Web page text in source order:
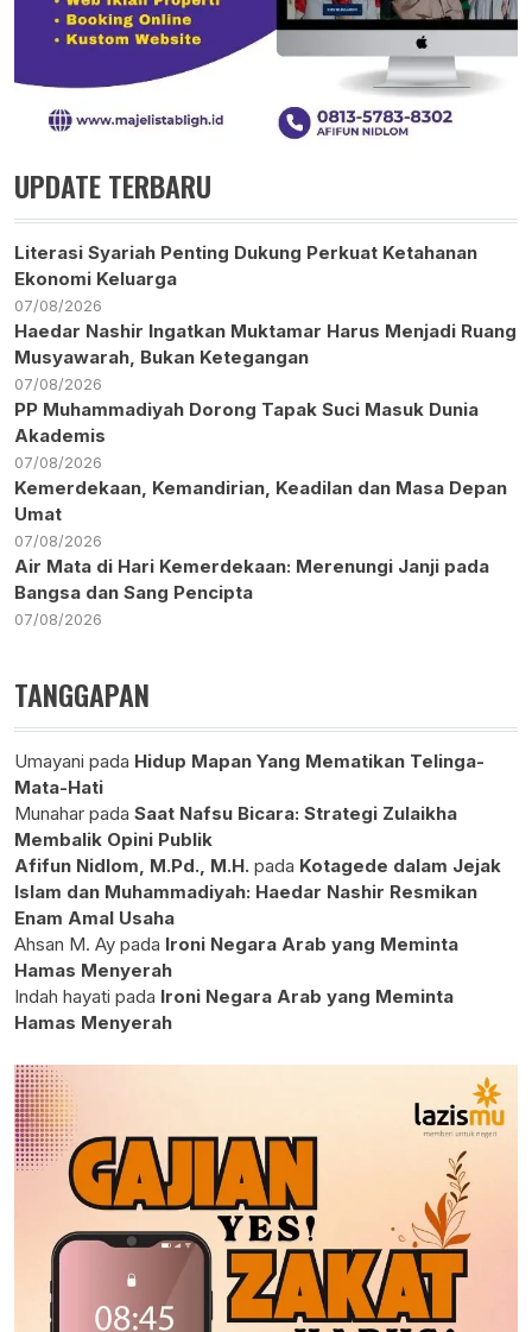
UPDATE TERBARU
Literasi Syariah Penting Dukung Perkuat Ketahanan
Ekonomi Keluarga
07/08/2026
Haedar Nashir Ingatkan Muktamar Harus Menjadi Ruang
Musyawarah, Bukan Ketegangan
07/08/2026
PP Muhammadiyah Dorong Tapak Suci Masuk Dunia
Akademis
07/08/2026
Kemerdekaan, Kemandirian, Keadilan dan Masa Depan
Umat
07/08/2026
Air Mata di Hari Kemerdekaan: Merenungi Janji pada
Bangsa dan Sang Pencipta
07/08/2026
TANGGAPAN
Umayani pada Hidup Mapan Yang Mematikan Telinga-
Mata-Hati
Munahar pada Saat Nafsu Bicara: Strategi Zulaikha
Membalik Opini Publik
Afifun Nidlom, M.Pd., M.H. pada Kotagede dalam Jejak
Islam dan Muhammadiyah: Haedar Nashir Resmikan
Enam Amal Usaha
Ahsan M. Ay pada Ironi Negara Arab yang Meminta
Hamas Menyerah
Indah hayati pada Ironi Negara Arab yang Meminta
Hamas Menyerah